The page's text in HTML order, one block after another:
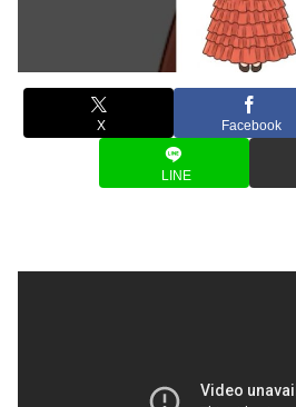
X Facebook
LINE